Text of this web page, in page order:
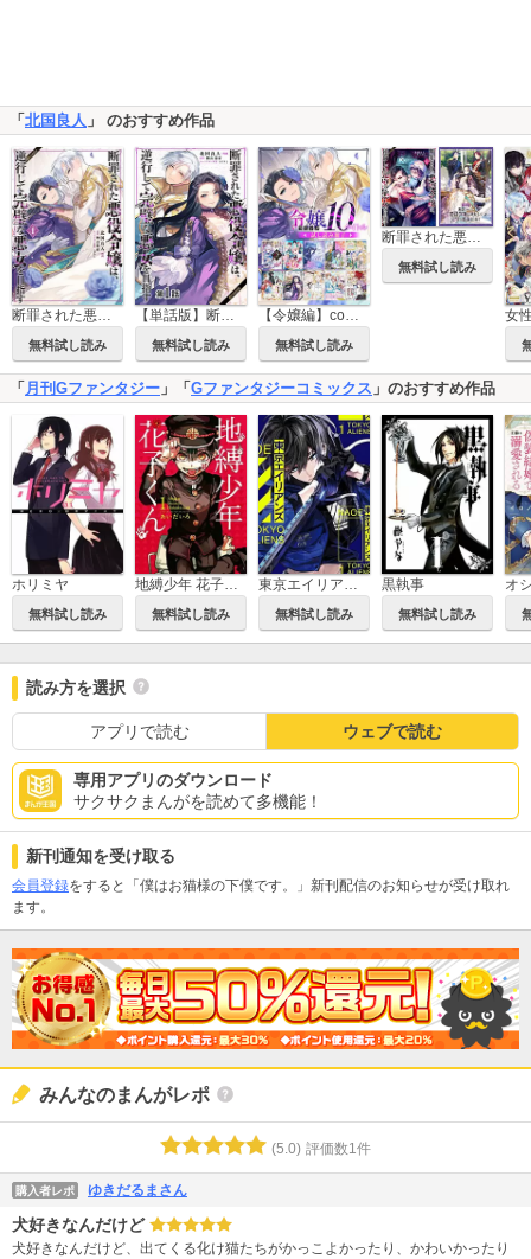
「北国良人 」 のおすすめ作品
断罪された悪役令嬢は、逆行して完璧な悪女を目指す@COMIC
無料試し読み
【単話版】断罪された悪役令嬢は、逆行して完璧な悪女を目指す@COMIC
無料試し読み
【令嬢編】comicコロナ 人気10タイトル試し読み冊子
無料試し読み
断罪された悪役令嬢は、逆行して完璧な悪女を目指す@COMIC 第6巻【舞台パンフレット付き】
無料試し読み
「 月刊Gファンタジー 」「 Gファンタジーコミックス 」のおすすめ作品
ホリミヤ
無料試し読み
地縛少年 花子くん
無料試し読み
東京エイリアンズ
無料試し読み
黒執事
無料試し読み
読み方を選択
アプリで読む ウェブで読む
専用アプリのダウンロード
サクサクまんがを読めて多機能！
新刊通知を受け取る
会員登録をすると「僕はお猫様の下僕です。」新刊配信のお知らせが受け取れ
ます。
みんなのまんがレポ
(5.0) 評価数1件
購入者レポ ゆきだるまさん
犬好きなんだけど
犬好きなんだけど、出てくる化け猫たちがかっこよかったり、かわいかったり